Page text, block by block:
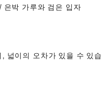
은박 가루와 검은 입자
넓이의 오차가 있을 수 있습